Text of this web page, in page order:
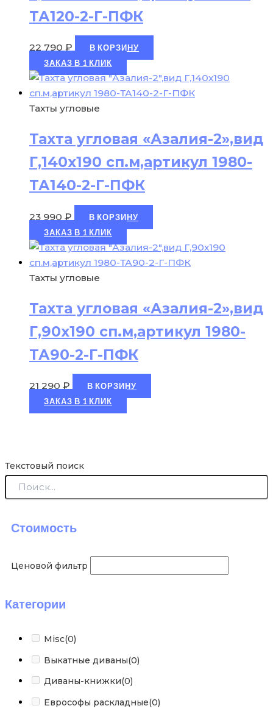
Текстовый поиск
Стоимость
Ценовой фильтр
Категории
Misc(0)
Выкатные диваны(0)
Диваны-книжки(0)
Еврософы раскладные(0)
ТА120-2-Г-ПФК
22 790 ₽
В КОРЗИНУ
ЗАКАЗ В 1 КЛИК
Тахты угловые
Тахта угловая «Азалия-2»,вид
Г,140х190 сп.м,артикул 1980-
ТА140-2-Г-ПФК
23 990 ₽
В КОРЗИНУ
ЗАКАЗ В 1 КЛИК
Тахты угловые
Тахта угловая «Азалия-2»,вид
Г,90х190 сп.м,артикул 1980-
ТА90-2-Г-ПФК
21 290 ₽
В КОРЗИНУ
ЗАКАЗ В 1 КЛИК